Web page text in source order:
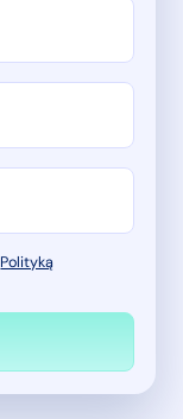
Polityką